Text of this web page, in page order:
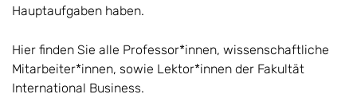
Hauptaufgaben haben.
Hier finden Sie alle Professor*innen, wissenschaftliche
Mitarbeiter*innen, sowie Lektor*innen der Fakultät
International Business.